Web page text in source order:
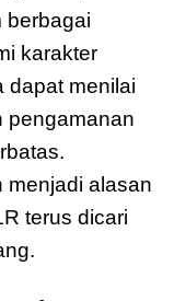
berbagai
karakter
dapat menilai
pengamanan
menjadi alasan
terus dicari